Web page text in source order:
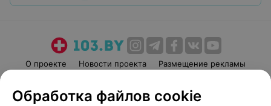
О проекте Новости проекта
Размещение рекламы
Пользовательское соглашение
Способы оплаты
Обработка файлов cookie